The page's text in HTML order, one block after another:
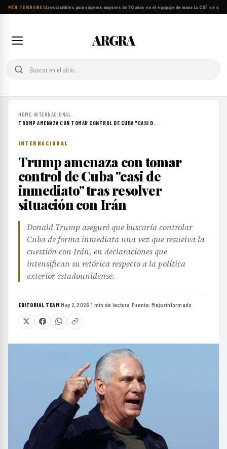
EN TENDENCIA
Ocho objetos imprescindibles para viajeros mayores de 70 años en el equipaje de mano·La CGT se
ARGRA
HOME›INTERNACIONAL ›
TRUMP AMENAZA CON TOMAR CONTROL DE CUBA "CASI D...
INTERNACIONAL
Trump amenaza con tomar
control de Cuba "casi de
inmediato" tras resolver
situación con Irán
Donald Trump aseguró que buscaría controlar
Cuba de forma inmediata una vez que resuelva la
cuestión con Irán, en declaraciones que
intensifican su retórica respecto a la política
exterior estadounidense.
EDITORIAL TEAM·May 2, 2026 ·1 min de lectura ·Fuente:Mejorinformado